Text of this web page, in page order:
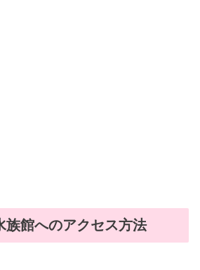
族館へのアクセス方法